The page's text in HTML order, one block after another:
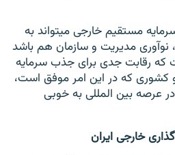
مستقیم خارجی میتواند به
مدیریت و سازمان هم باشد
رقابت جدی برای جذب سرمایه
کشوری که در این امر موفق است،
عرصه بین المللی به خوبی
خارجی ایران